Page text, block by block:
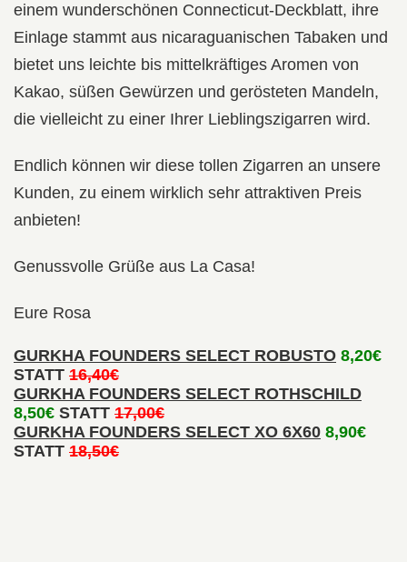
einem wunderschönen Connecticut-Deckblatt, ihre
Einlage stammt aus nicaraguanischen Tabaken und
bietet uns leichte bis mittelkräftiges Aromen von
Kakao, süßen Gewürzen und gerösteten Mandeln,
die vielleicht zu einer Ihrer Lieblingszigarren wird.
Endlich können wir diese tollen Zigarren an unsere
Kunden, zu einem wirklich sehr attraktiven Preis
anbieten!
Genussvolle Grüße aus La Casa!
Eure Rosa
GURKHA FOUNDERS SELECT ROBUSTO 8,20€
STATT 16,40€
GURKHA FOUNDERS SELECT ROTHSCHILD
8,50€ STATT 17,00€
GURKHA FOUNDERS SELECT XO 6X60 8,90€
STATT 18,50€